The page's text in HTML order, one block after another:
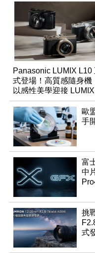
Panasonic LUMIX L10
式登場！高質感隨身機
以感性美學迎接
週年
歐
手
富
中
挑
式